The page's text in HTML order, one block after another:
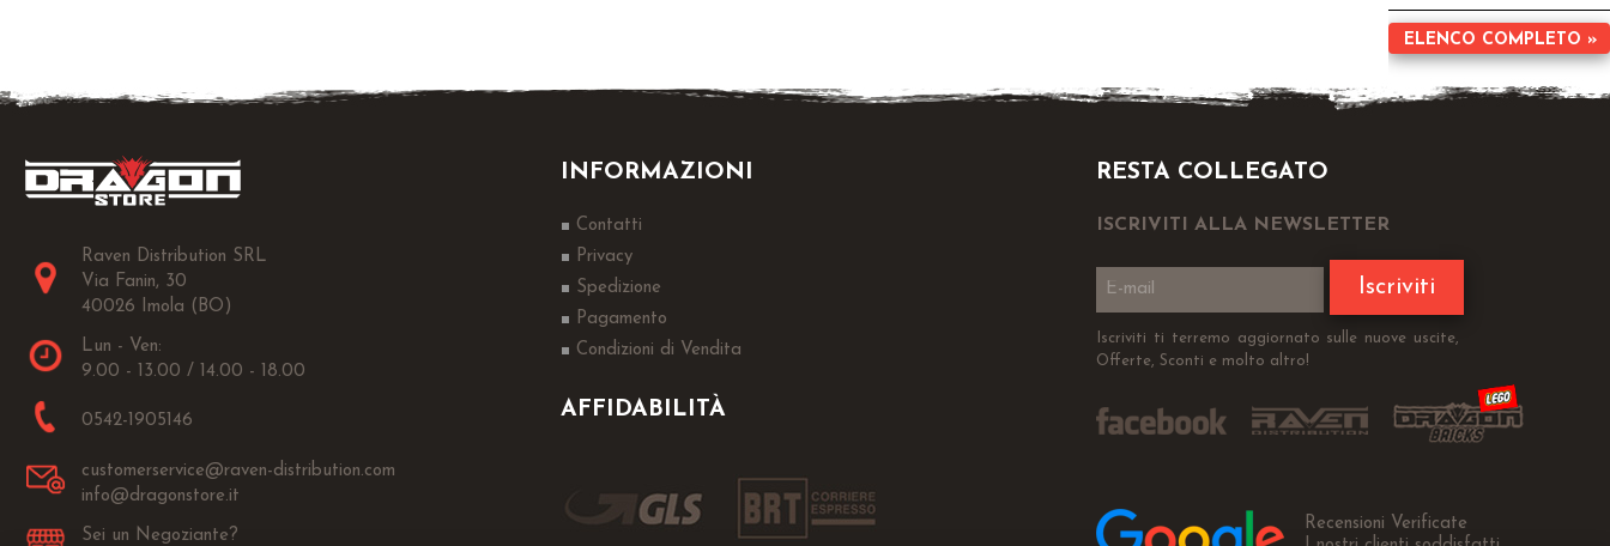
ELENCO COMPLETO »
Raven Distribution SRL
Via Fanin, 30
40026 Imola (BO)
Lun - Ven:
9.00 - 13.00 / 14.00 - 18.00
0542-1905146
customerservice@raven-distribution.com
info@dragonstore.it
Sei un Negoziante?
INFORMAZIONI
Contatti
Privacy
Spedizione
Pagamento
Condizioni di Vendita
AFFIDABILITÀ
RESTA COLLEGATO
ISCRIVITI ALLA NEWSLETTER
Iscriviti
Iscriviti ti terremo aggiornato sulle nuove uscite,
Offerte, Sconti e molto altro!
Recensioni Verificate